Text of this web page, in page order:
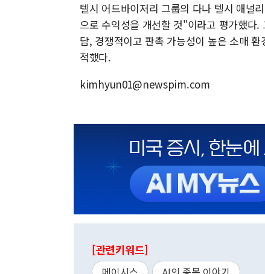
텔시 어드바이저리 그룹의 다나 텔시 애널
으로 수익성을 개선할 것"이라고 평가했다
담, 경쟁적이고 판촉 가능성이 높은 소매
적했다.
kimhyun01@newspim.com
[관련키워드]